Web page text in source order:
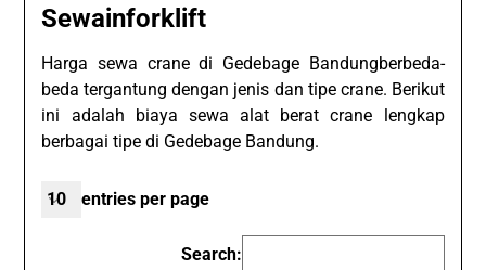
Sewainforklift
Harga sewa crane di Gedebage Bandungberbeda-
beda tergantung dengan jenis dan tipe crane. Berikut
ini adalah biaya sewa alat berat crane lengkap
berbagai tipe di Gedebage Bandung.
entries per page
Search: